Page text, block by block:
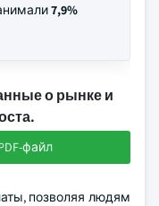
7,9%
о рынке и
файл
позволяя людям